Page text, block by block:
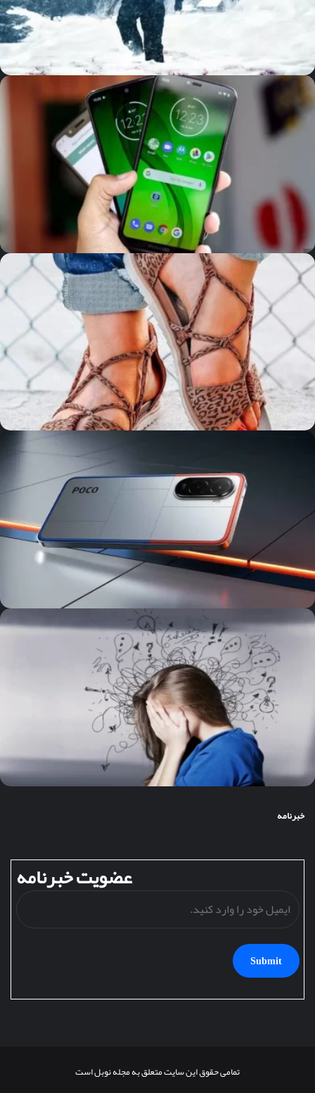
خبرنامه
عضویت خبرنامه
تمامی حقوق این سایت متعلق به مجله نوبل است